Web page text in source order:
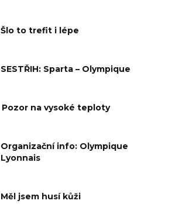
Šlo to trefit i lépe
SESTŘIH: Sparta – Olympique
Pozor na vysoké teploty
Organizační info: Olympique
Lyonnais
Měl jsem husí kůži